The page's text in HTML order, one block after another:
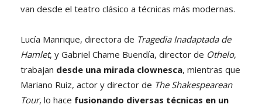
van desde el teatro clásico a técnicas más modernas.
Lucía Manrique, directora de Tragedia Inadaptada de
Hamlet, y Gabriel Chame Buendía, director de Othelo,
trabajan desde una mirada clownesca, mientras que
Mariano Ruiz, actor y director de The Shakespearean
Tour, lo hace fusionando diversas técnicas en un